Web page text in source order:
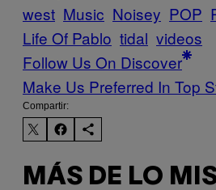
west Music Noisey POP
Life Of Pablo tidal videos
Follow Us On Discover
Make Us Preferred In Top
Compartir:
MÁS DE LO